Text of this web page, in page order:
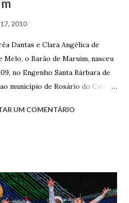
2010
Dantas e Clara Angélica de
Melo, o Barão de Maruim, nasceu
no Engenho Santa Bárbara de
município de Rosário do Catete.
o casamento acabou com o
se da volumosa herança. Em
Rio de Janeiro e casou-se com
UM COMENTÁRIO